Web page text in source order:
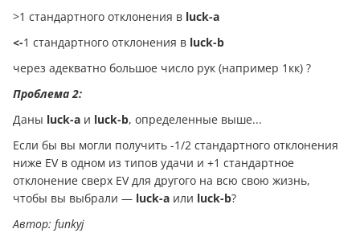
>1 стандартного отклонения в luck-a
<-1 стандартного отклонения в luck-b
через адекватно большое число рук (например 1кк) ?
Проблема 2:
Даны luck-a и luck-b, определенные выше...
Если бы вы могли получить -1/2 стандартного отклонения
ниже EV в одном из типов удачи и +1 стандартное
отклонение сверх EV для другого на всю свою жизнь,
чтобы вы выбрали — luck-a или luck-b?
Автор: funkyj